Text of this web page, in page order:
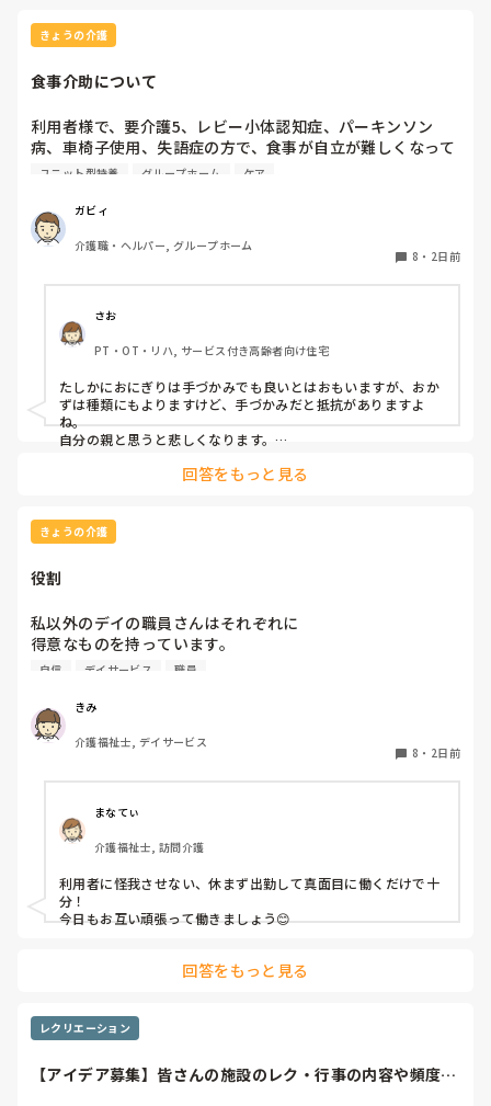
きょうの介護
食事介助について
利用者様で、要介護5、レビー小体認知症、パーキンソン
病、車椅子使用、失語症の方で、食事が自立が難しくなって
来ました。ご飯を、おにぎりにして、ご自分で手づかみで食
す。食べられる時とスプーンを使っても難しい時がありま
す。おかずも、おにぎり同様、手づかみでたべてもらってる
時があるのですが、難しい時は、職員が介助しています。ご
かずの手づかみは、どうかなと思うのですが、皆さんはどう
思われますか？私は、自分の母親が手づかみで食べてるのを
見たら、悲しくなります…職員さん、介助して下さいと思っ
てしまいます…
ユニット型特養 グループホーム ケア
ガビィ
介護職・ヘルパー, グループホーム
8 ・ 2日前
さお
PT・OT・リハ, サービス付き高齢者向け住宅
たしかにおにぎりは手づかみでも良いとはおもいますが、おか
ずは種類にもよりますけど、手づかみだと抵抗がありますよ
ね。
自分の親と思うと悲しくなります。
どうなんでしょうか？とろみつけてたりするのを手づかみは抵
回答をもっと見る
きょうの介護
役割
私以外のデイの職員さんはそれぞれに
得意なものを持っています。
介助で言えば、要領よく動けたりと。
今の私を振り返ってみたら…何も持っていないことが虚しく
利用者からは「素直に話聞いてくれる」・「言いやすい・頼
みやすい」
って言われます。
職員から見ての私は？って考えたら答えられる自信がないで
す…
自信 デイサービス 職員
きみ
介護福祉士, デイサービス
8 ・ 2日前
まなてぃ
介護福祉士, 訪問介護
利用者に怪我させない、休まず出勤して真面目に働くだけで十
分！
今日もお互い頑張って働きましょう😊
回答をもっと見る
レクリエーション
【アイデア募集】皆さんの施設のレク・行事の内容や頻度を